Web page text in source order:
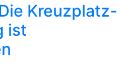
Kreuzplatz-
ist